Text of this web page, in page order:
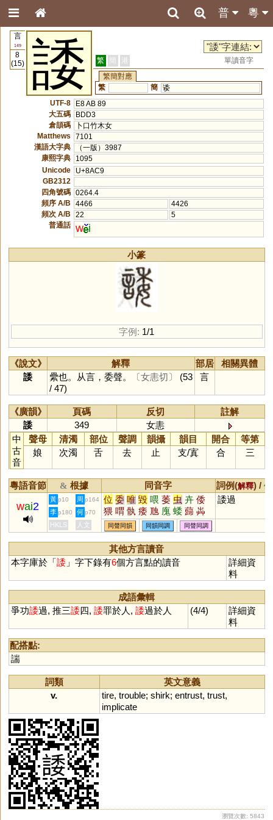
粵
普
言
149
8
(15)
諉 繁 簡 港
單讀音字
繁簡對應
繁
簡 诿
UTF-8
E8 AB 89
大五碼
BDD3
倉頡碼
卜口竹木女
Matthews
7101
漢語大字典
（一版）3987
康熙字典
1095
Unicode
U+8AC9
GB2312
四角號碼 0264.4
頻序 A/B
4466
4426
頻次 A/B
22
5
普通話 w i
小篆
字例: 1/1
《說文》 解釋 部居
相關異體
諉
纍也。从言，委聲。 〔女恚切〕
(53
/ 47)
言
《廣韻》 頁碼 反切
註解
諉
349
女恚
中
古
音
聲母 清濁 部位 聲調 韻攝 韻目 開合
等第
娘
次濁 舌 去 止 支/寘 合 三
粵語音節 & 根據 同音字 詞例(解釋) /
wai2
黃 p10 周 p164 位 委 唯 毀 喂 萎 虫 卉 倭
猥 喟 骫 痿 虺 廆 蜲 蘬 芔
檓 壝 薳 毇 蜼 蒍 腲 寪 崣
譭 燬
諉過
李 p180 何 p70
HKLS 人文 同聲同韻 同韻同調 同聲同調
其他方言讀音
本字庫於「諉」字下錄有6個方言點的讀音
詳細資
料
成語彙輯
爭功諉過, 推三諉四, 諉罪於人, 諉過於人 (4/4)
詳細資
料
配搭點:
諯
詞類
英文意義
v.
tire, trouble; shirk; entrust, trust,
implicate
瀏覽次數: 5843